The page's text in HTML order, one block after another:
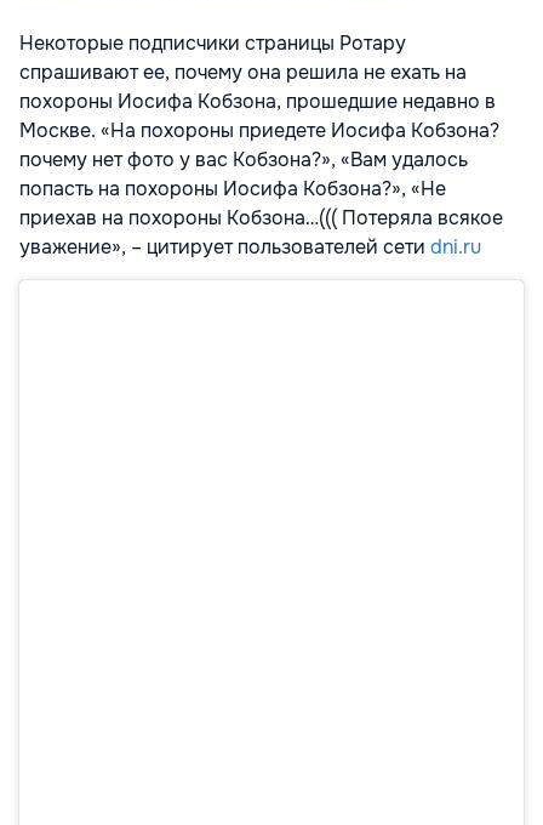
Некоторые подписчики страницы Ротару
спрашивают ее, почему она решила не ехать на
похороны Иосифа Кобзона, прошедшие недавно в
Москве. «На похороны приедете Иосифа Кобзона?
почему нет фото у вас Кобзона?», «Вам удалось
попасть на похороны Иосифа Кобзона?», «Не
приехав на похороны Кобзона…((( Потеряла всякое
уважение», – цитирует пользователей сети dni.ru